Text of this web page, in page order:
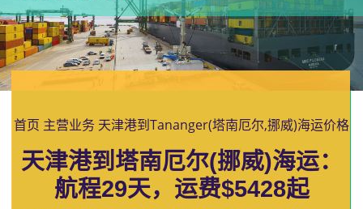
首页 主营业务 天津港到Tananger(塔南厄尔,挪威)海运价格
天津港到塔南厄尔(挪威)海运：
航程29天，运费$5428起